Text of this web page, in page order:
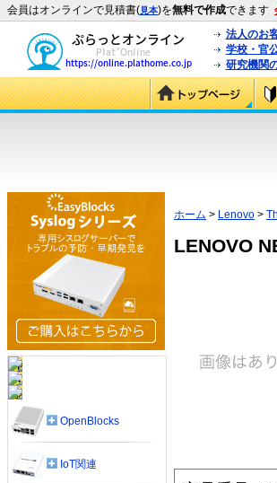
会員はオンラインで見積書(見本)を無料で作成できます
法人のお
学校・官
研究機関
ホーム > Lenovo >
LENOVO
OpenBlocks
IoT関連